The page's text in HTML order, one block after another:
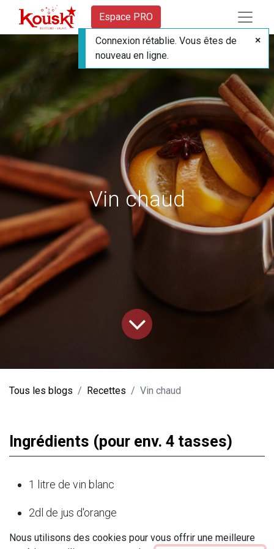
Espace PRO
Vin chaud
Tous les blogs Recettes Vin chaud
Ingrédients (pour env. 4 tasses)
1 litre de vin blanc
2dl de jus d'orange
2 oranges
Nous utilisons des cookies pour vous offrir une meilleure
Connexion rétablie. Vous êtes de
nouveau en ligne.